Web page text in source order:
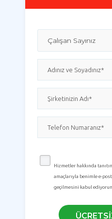
Çalışan Sayınız
Hizmetler hakkında
amaçlarıyla benimle e-
geçilmesini kabul